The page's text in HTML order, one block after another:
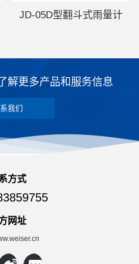
JD-05D型翻斗式雨量计
解更多产品和服务信息
我们
方式
网址